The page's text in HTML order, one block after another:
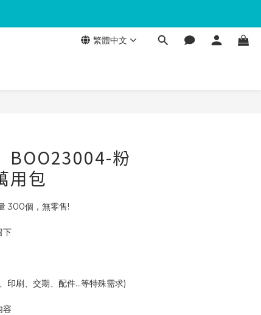
繁體中文
BOO23004-粉
用包
300個，無零售!
下
、印刷、交期、配件...等特殊需求)
容